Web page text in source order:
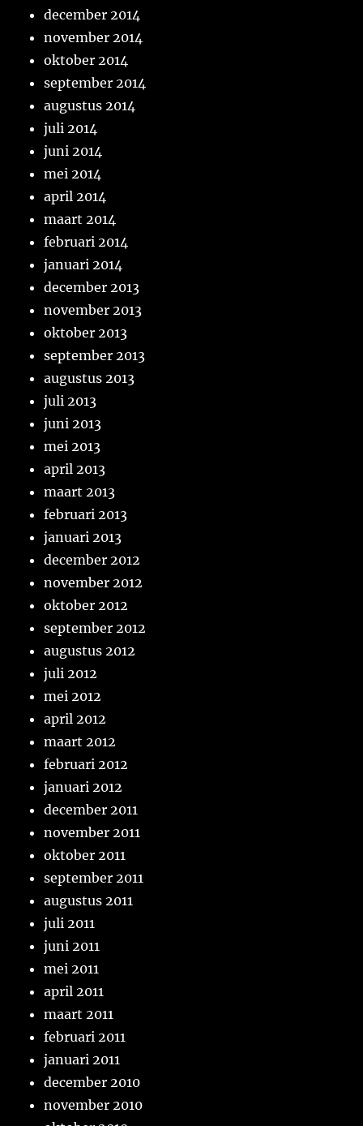
december 2014
november 2014
oktober 2014
september 2014
augustus 2014
juli 2014
juni 2014
mei 2014
april 2014
maart 2014
februari 2014
januari 2014
december 2013
november 2013
oktober 2013
september 2013
augustus 2013
juli 2013
juni 2013
mei 2013
april 2013
maart 2013
februari 2013
januari 2013
december 2012
november 2012
oktober 2012
september 2012
augustus 2012
juli 2012
mei 2012
april 2012
maart 2012
februari 2012
januari 2012
december 2011
november 2011
oktober 2011
september 2011
augustus 2011
juli 2011
juni 2011
mei 2011
april 2011
maart 2011
februari 2011
januari 2011
december 2010
november 2010